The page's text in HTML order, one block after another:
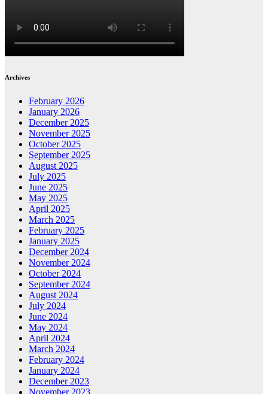
Archives
February 2026
January 2026
December 2025
November 2025
October 2025
September 2025
August 2025
July 2025
June 2025
May 2025
April 2025
March 2025
February 2025
January 2025
December 2024
November 2024
October 2024
September 2024
August 2024
July 2024
June 2024
May 2024
April 2024
March 2024
February 2024
January 2024
December 2023
November 2023